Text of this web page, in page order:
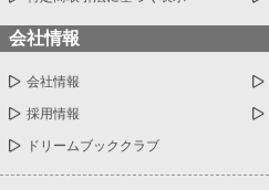
会社情報
会社情報
採用情報
ドリームブッククラブ